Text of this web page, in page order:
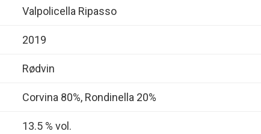
Valpolicella Ripasso
2019
Rødvin
Corvina 80%, Rondinella 20%
13.5 % vol.